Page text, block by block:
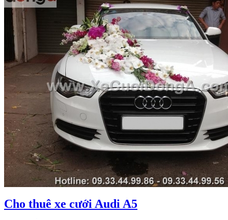
Cho thuê xe cưới Audi A5